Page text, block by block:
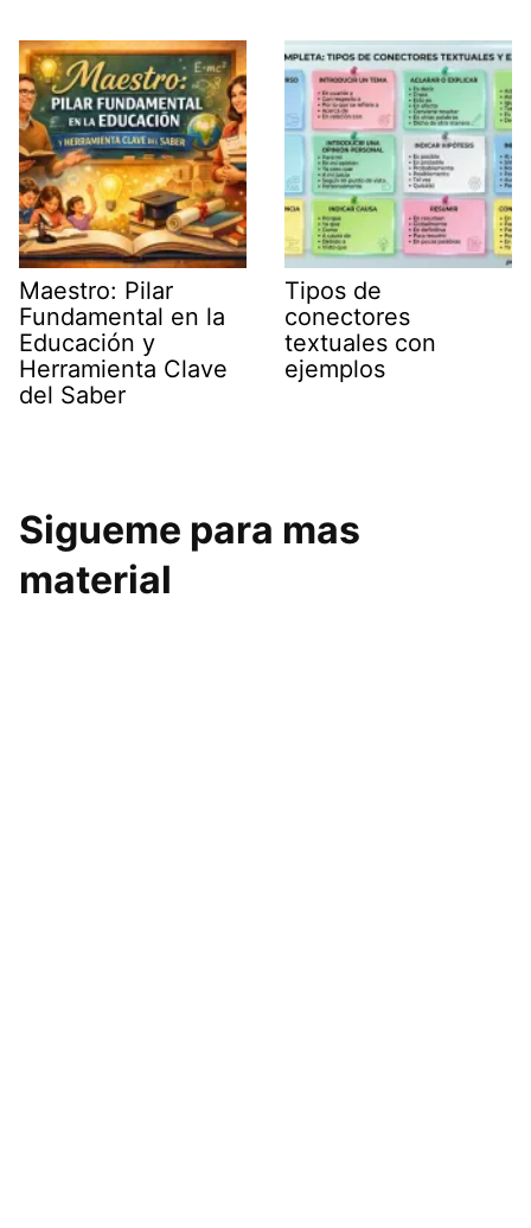
Maestro: Pilar
Fundamental en la
Educación y
Herramienta Clave
del Saber
Tipos de
conectores
textuales con
ejemplos
Sigueme para mas
material